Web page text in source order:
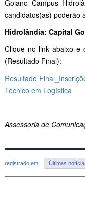
Goiano Campus
candidatos(as) poderão
Hidrolândia: Capital
Clique no link abaixo e
(Resultado Final):
Resultado
Técnico em Logística
Assessoria de
registrado em: Últimas